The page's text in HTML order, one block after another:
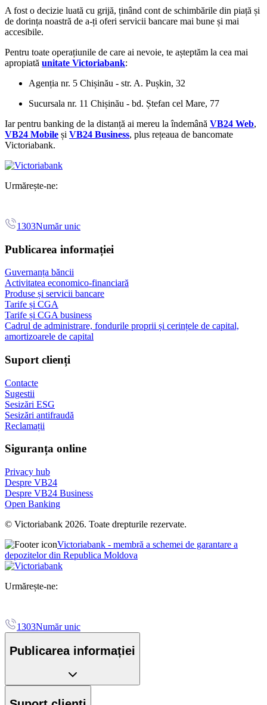
A fost o decizie luată cu grijă, ținând cont de schimbările din piață și
de dorința noastră de a-ți oferi servicii bancare mai bune și mai
accesibile.
Pentru toate operațiunile de care ai nevoie, te așteptăm la cea mai
apropiată unitate Victoriabank:
Agenția nr. 5 Chișinău - str. A. Pușkin, 32
Sucursala nr. 11 Chișinău - bd. Ștefan cel Mare, 77
Iar pentru banking de la distanță ai mereu la îndemână VB24 Web,
VB24 Mobile și VB24 Business, plus rețeaua de bancomate
Victoriabank.
Urmărește-ne:
1303Număr unic
Publicarea informației
Guvernanța băncii
Activitatea economico-financiară
Produse și servicii bancare
Tarife și CGA
Tarife și CGA business
Cadrul de administrare, fondurile proprii și cerințele de capital,
amortizoarele de capital
Suport clienți
Contacte
Sugestii
Sesizări ESG
Sesizări antifraudă
Reclamații
Siguranța online
Privacy hub
Despre VB24
Despre VB24 Business
Open Banking
© Victoriabank 2026. Toate drepturile rezervate.
Victoriabank - membră a schemei de garantare a
depozitelor din Republica Moldova
Urmărește-ne:
1303Număr unic
Publicarea informației